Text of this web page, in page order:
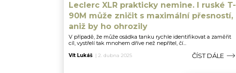
Leclerc XLR prakticky nemine. I ruské T-
90M může zničit s maximální přesností,
aniž by ho ohrozily
V případě, že může osádka tanku rychle identifikovat a zaměřit
cíl, vystřelí tak mnohem dříve než nepřítel, čí...
Vít Lukáš | 2. dubna 2025 ČÍST DÁLE